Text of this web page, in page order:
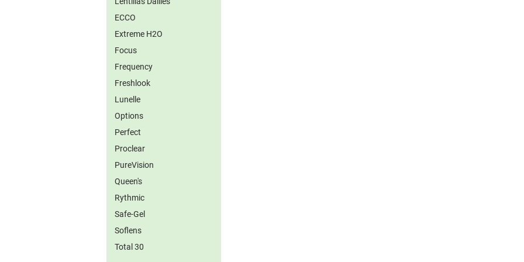
ECCO
Extreme H2O
Focus
Frequency
Freshlook
Lunelle
Options
Perfect
Proclear
PureVision
Queen's
Rythmic
Safe-Gel
Soflens
Total 30